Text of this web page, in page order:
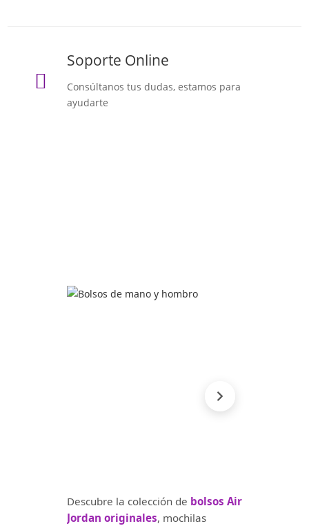

Soporte Online
Consúltanos tus dudas, estamos para
ayudarte
Descubre la colección de bolsos Air
Jordan originales, mochilas